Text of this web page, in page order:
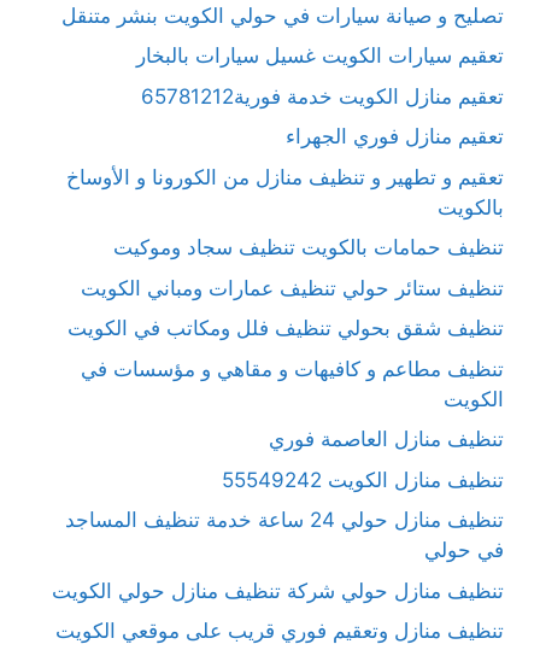
تصليح و صيانة سيارات في حولي الكويت بنشر متنقل
تعقيم سيارات الكويت غسيل سيارات بالبخار
تعقيم منازل الكويت خدمة فورية65781212
تعقيم منازل فوري الجهراء
تعقيم و تطهير و تنظيف منازل من الكورونا و الأوساخ
بالكويت
تنظيف حمامات بالكويت تنظيف سجاد وموكيت
تنظيف ستائر حولي تنظيف عمارات ومباني الكويت
تنظيف شقق بحولي تنظيف فلل ومكاتب في الكويت
تنظيف مطاعم و كافيهات و مقاهي و مؤسسات في
الكويت
تنظيف منازل العاصمة فوري
تنظيف منازل الكويت 55549242
تنظيف منازل حولي 24 ساعة خدمة تنظيف المساجد
في حولي
تنظيف منازل حولي شركة تنظيف منازل حولي الكويت
تنظيف منازل وتعقيم فوري قريب على موقعي الكويت